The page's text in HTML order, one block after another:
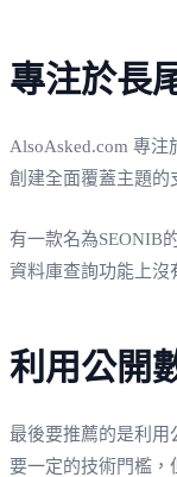
專注於長
AlsoAsked.com 專
創建全面覆蓋主題的
有一款名為SEONIB
資料庫查詢功能上沒
利用公開
最後要推薦的是利用
要一定的技術門檻，